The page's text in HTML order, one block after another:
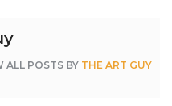
ALL POSTS BY THE ART GUY